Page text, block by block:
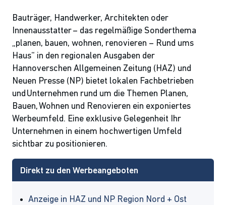
Bauträger, Handwerker, Architekten oder
Innenausstatter – das regelmäßige Sonderthema
„planen, bauen, wohnen, renovieren – Rund ums
Haus“ in den regionalen Ausgaben der
Hannoverschen Allgemeinen Zeitung (HAZ) und
Neuen Presse (NP) bietet lokalen Fachbetrieben
und Unternehmen rund um die Themen Planen,
Bauen, Wohnen und Renovieren ein exponiertes
Werbeumfeld. Eine exklusive Gelegenheit Ihr
Unternehmen in einem hochwertigen Umfeld
sichtbar zu positionieren.
Direkt zu den Werbeangeboten
Anzeige in HAZ und NP Region Nord + Ost